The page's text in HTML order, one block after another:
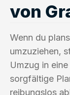
von
Wenn du
umzuziehen,
Umzug in
sorgfältige
reibungslos